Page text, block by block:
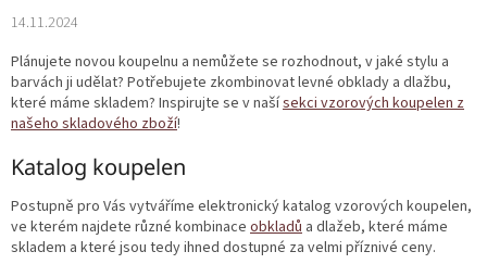
14.11.2024
Plánujete novou koupelnu a nemůžete se rozhodnout, v jaké stylu a
barvách ji udělat? Potřebujete zkombinovat levné obklady a dlažbu,
které máme skladem? Inspirujte se v našísekci vzorových koupelen z
našeho skladového zboží!
Katalog koupelen
Postupně pro Vás vytváříme elektronický katalog vzorových koupelen,
ve kterém najdete různé kombinace obkladů a dlažeb, které máme
skladem a které jsou tedy ihned dostupné za velmi příznivé ceny.